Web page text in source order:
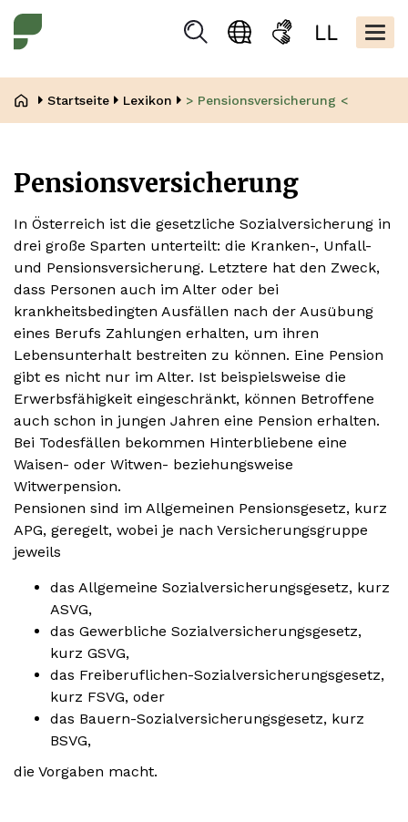
Inhalt
SuchenSprachauswahl
Gebärdensprache
Leicht
Startseite Lexikon > Pensionsversicherung <
Pensionsversicherung
In Österreich ist die gesetzliche Sozialversicherung in
drei große Sparten unterteilt: die Kranken-, Unfall-
und Pensionsversicherung. Letztere hat den Zweck,
dass Personen auch im Alter oder bei
krankheitsbedingten Ausfällen nach der Ausübung
eines Berufs Zahlungen erhalten, um ihren
Lebensunterhalt bestreiten zu können. Eine Pension
gibt es nicht nur im Alter. Ist beispielsweise die
Erwerbsfähigkeit eingeschränkt, können Betroffene
auch schon in jungen Jahren eine Pension erhalten.
Bei Todesfällen bekommen Hinterbliebene eine
Waisen- oder Witwen- beziehungsweise
Witwerpension.
Pensionen sind im Allgemeinen Pensionsgesetz, kurz
APG, geregelt, wobei je nach Versicherungsgruppe
jeweils
das Allgemeine Sozialversicherungsgesetz, kurz
ASVG,
das Gewerbliche Sozialversicherungsgesetz,
kurz GSVG,
das Freiberuflichen-Sozialversicherungsgesetz,
kurz FSVG, oder
das Bauern-Sozialversicherungsgesetz, kurz
BSVG,
die Vorgaben macht.